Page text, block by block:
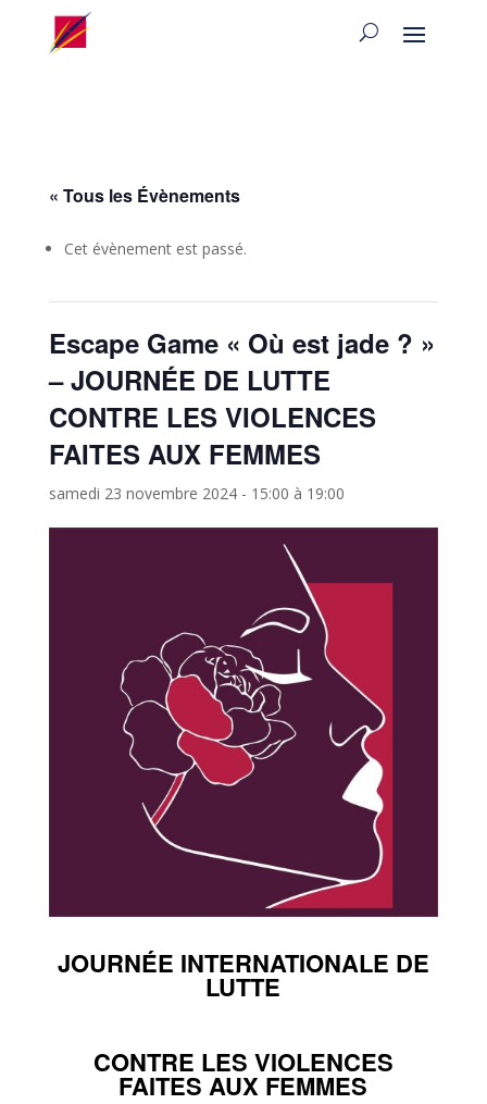
« Tous les Évènements
Cet évènement est passé.
Escape Game « Où est jade ? »
– JOURNÉE DE LUTTE
CONTRE LES VIOLENCES
FAITES AUX FEMMES
samedi 23 novembre 2024 - 15:00 à 19:00
JOURNÉE INTERNATIONALE DE
LUTTE
CONTRE LES VIOLENCES
FAITES AUX FEMMES